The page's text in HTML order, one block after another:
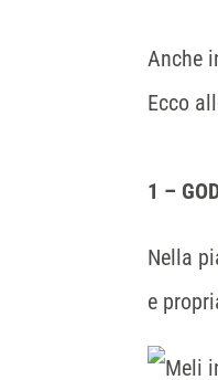
Anche
Ecco
1 –
Nella
e